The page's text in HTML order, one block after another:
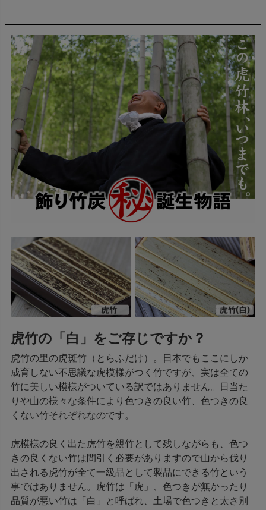
虎竹の「白」をご存じですか？
虎竹の里の虎斑竹（とらふだけ）。日本でもここにしか
成育しない不思議な虎模様がつく竹ですが、実は全ての
竹に美しい模様がついている訳ではありません。日当た
りや山の様々な条件により色つきの良い竹、色つきの良
くない竹それぞれなのです。
虎模様の良く出た虎竹を親竹として残しながらも、色つ
きの良くない竹は間引く必要がありますので山から伐り
出される虎竹が全て一級品として製品にできる竹という
事ではありません。虎竹は「虎」、色つきが無かったり
品質が悪い竹は「白」と呼ばれ、土場で色つきと太さ別